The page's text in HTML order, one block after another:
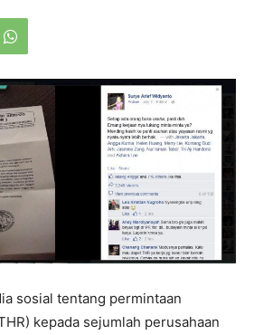
sosial tentang permintaan
kepada sejumlah perusahaan